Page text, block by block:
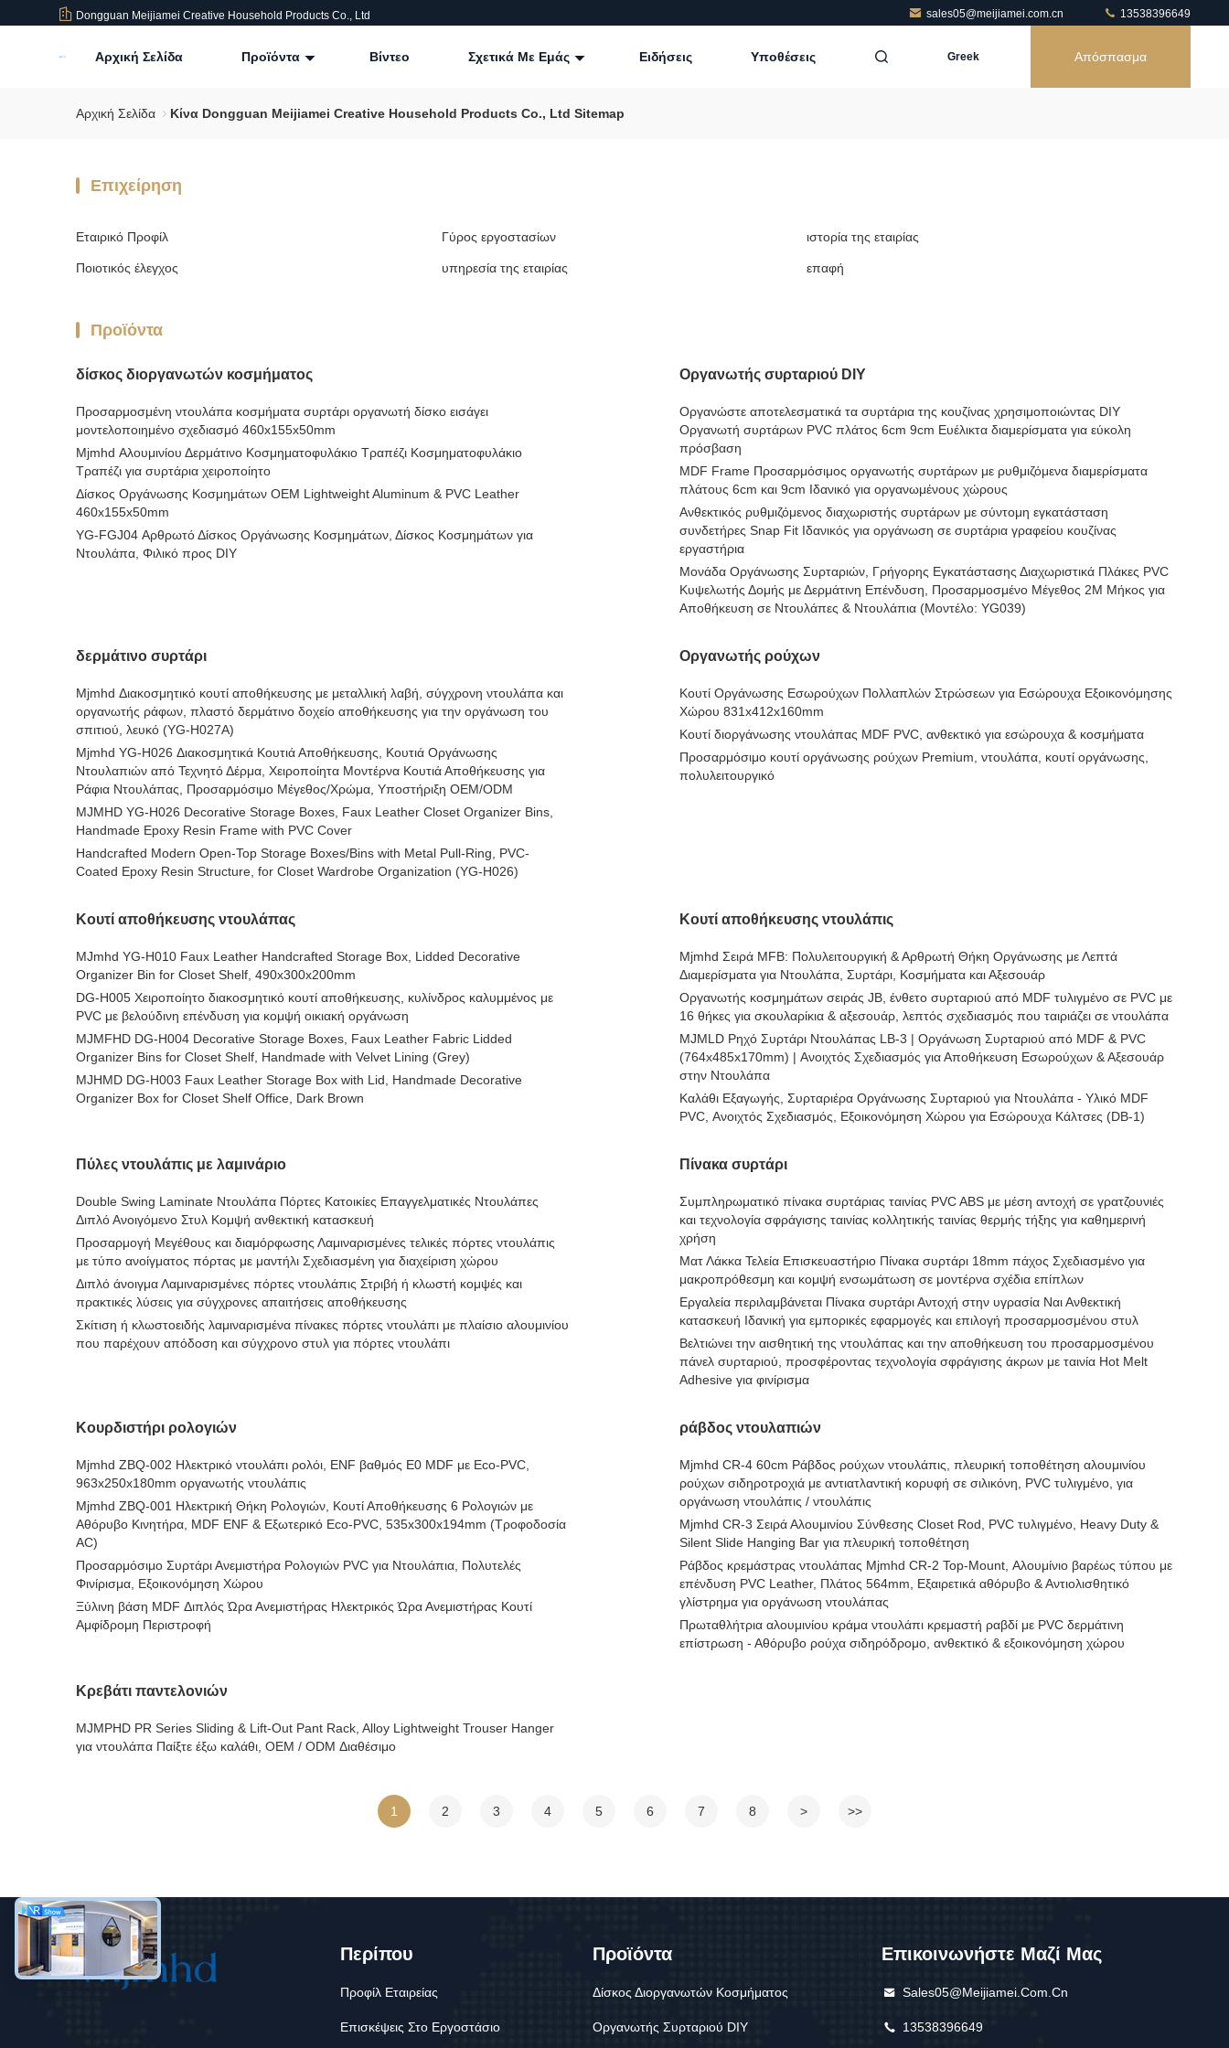
Dongguan Meijiamei Creative Household Products Co., Ltd sales05@meijiamei.com.cn 13538396649
Αρχική Σελίδα Προϊόντα Βίντεο Σχετικά Με Εμάς Ειδήσεις Υποθέσεις Greek Απόσπασμα
Αρχική Σελίδα Κίνα Dongguan Meijiamei Creative Household Products Co., Ltd Sitemap
Επιχείρηση
Εταιρικό Προφίλ Γύρος εργοστασίων ιστορία της εταιρίας
Ποιοτικός έλεγχος υπηρεσία της εταιρίας επαφή
Προϊόντα
δίσκος διοργανωτών κοσμήματος
Προσαρμοσμένη ντουλάπα κοσμήματα συρτάρι οργανωτή δίσκο εισάγει
μοντελοποιημένο σχεδιασμό 460x155x50mm
Mjmhd Αλουμινίου Δερμάτινο Κοσμηματοφυλάκιο Τραπέζι Κοσμηματοφυλάκιο
Τραπέζι για συρτάρια χειροποίητο
Δίσκος Οργάνωσης Κοσμημάτων OEM Lightweight Aluminum & PVC Leather
460x155x50mm
YG-FGJ04 Αρθρωτό Δίσκος Οργάνωσης Κοσμημάτων, Δίσκος Κοσμημάτων για
Ντουλάπα, Φιλικό προς DIY
Οργανωτής συρταριού DIY
Οργανώστε αποτελεσματικά τα συρτάρια της κουζίνας χρησιμοποιώντας DIY
Οργανωτή συρτάρων PVC πλάτος 6cm 9cm Ευέλικτα διαμερίσματα για εύκολη
πρόσβαση
MDF Frame Προσαρμόσιμος οργανωτής συρτάρων με ρυθμιζόμενα διαμερίσματα
πλάτους 6cm και 9cm Ιδανικό για οργανωμένους χώρους
Ανθεκτικός ρυθμιζόμενος διαχωριστής συρτάρων με σύντομη εγκατάσταση
συνδετήρες Snap Fit Ιδανικός για οργάνωση σε συρτάρια γραφείου κουζίνας
εργαστήρια
Μονάδα Οργάνωσης Συρταριών, Γρήγορης Εγκατάστασης Διαχωριστικά Πλάκες PVC
Κυψελωτής Δομής με Δερμάτινη Επένδυση, Προσαρμοσμένο Μέγεθος 2M Μήκος για
Αποθήκευση σε Ντουλάπες & Ντουλάπια (Μοντέλο: YG039)
δερμάτινο συρτάρι
Mjmhd Διακοσμητικό κουτί αποθήκευσης με μεταλλική λαβή, σύγχρονη ντουλάπα και
οργανωτής ράφων, πλαστό δερμάτινο δοχείο αποθήκευσης για την οργάνωση του
σπιτιού, λευκό (YG-H027A)
Mjmhd YG-H026 Διακοσμητικά Κουτιά Αποθήκευσης, Κουτιά Οργάνωσης
Ντουλαπιών από Τεχνητό Δέρμα, Χειροποίητα Μοντέρνα Κουτιά Αποθήκευσης για
Ράφια Ντουλάπας, Προσαρμόσιμο Μέγεθος/Χρώμα, Υποστήριξη OEM/ODM
MJMHD YG-H026 Decorative Storage Boxes, Faux Leather Closet Organizer Bins,
Handmade Epoxy Resin Frame with PVC Cover
Handcrafted Modern Open-Top Storage Boxes/Bins with Metal Pull-Ring, PVC-
Coated Epoxy Resin Structure, for Closet Wardrobe Organization (YG-H026)
Οργανωτής ρούχων
Κουτί Οργάνωσης Εσωρούχων Πολλαπλών Στρώσεων για Εσώρουχα Εξοικονόμησης
Χώρου 831x412x160mm
Κουτί διοργάνωσης ντουλάπας MDF PVC, ανθεκτικό για εσώρουχα & κοσμήματα
Προσαρμόσιμο κουτί οργάνωσης ρούχων Premium, ντουλάπα, κουτί οργάνωσης,
πολυλειτουργικό
Κουτί αποθήκευσης ντουλάπας
MJmhd YG-H010 Faux Leather Handcrafted Storage Box, Lidded Decorative
Organizer Bin for Closet Shelf, 490x300x200mm
DG-H005 Χειροποίητο διακοσμητικό κουτί αποθήκευσης, κυλίνδρος καλυμμένος με
PVC με βελούδινη επένδυση για κομψή οικιακή οργάνωση
MJMFHD DG-H004 Decorative Storage Boxes, Faux Leather Fabric Lidded
Organizer Bins for Closet Shelf, Handmade with Velvet Lining (Grey)
MJHMD DG-H003 Faux Leather Storage Box with Lid, Handmade Decorative
Organizer Box for Closet Shelf Office, Dark Brown
Κουτί αποθήκευσης ντουλάπις
Mjmhd Σειρά MFB: Πολυλειτουργική & Αρθρωτή Θήκη Οργάνωσης με Λεπτά
Διαμερίσματα για Ντουλάπα, Συρτάρι, Κοσμήματα και Αξεσουάρ
Οργανωτής κοσμημάτων σειράς JB, ένθετο συρταριού από MDF τυλιγμένο σε PVC με
16 θήκες για σκουλαρίκια & αξεσουάρ, λεπτός σχεδιασμός που ταιριάζει σε ντουλάπα
MJMLD Ρηχό Συρτάρι Ντουλάπας LB-3 | Οργάνωση Συρταριού από MDF & PVC
(764x485x170mm) | Ανοιχτός Σχεδιασμός για Αποθήκευση Εσωρούχων & Αξεσουάρ
στην Ντουλάπα
Καλάθι Εξαγωγής, Συρταριέρα Οργάνωσης Συρταριού για Ντουλάπα - Υλικό MDF
PVC, Ανοιχτός Σχεδιασμός, Εξοικονόμηση Χώρου για Εσώρουχα Κάλτσες (DB-1)
Πύλες ντουλάπις με λαμινάριο
Double Swing Laminate Ντουλάπα Πόρτες Κατοικίες Επαγγελματικές Ντουλάπες
Διπλό Ανοιγόμενο Στυλ Κομψή ανθεκτική κατασκευή
Προσαρμογή Μεγέθους και διαμόρφωσης Λαμιναρισμένες τελικές πόρτες ντουλάπις
με τύπο ανοίγματος πόρτας με μαντήλι Σχεδιασμένη για διαχείριση χώρου
Διπλό άνοιγμα Λαμιναρισμένες πόρτες ντουλάπις Στριβή ή κλωστή κομψές και
πρακτικές λύσεις για σύγχρονες απαιτήσεις αποθήκευσης
Σκίτιση ή κλωστοειδής λαμιναρισμένα πίνακες πόρτες ντουλάπι με πλαίσιο αλουμινίου
που παρέχουν απόδοση και σύγχρονο στυλ για πόρτες ντουλάπι
Πίνακα συρτάρι
Συμπληρωματικό πίνακα συρτάριας ταινίας PVC ABS με μέση αντοχή σε γρατζουνιές
και τεχνολογία σφράγισης ταινίας κολλητικής ταινίας θερμής τήξης για καθημερινή
χρήση
Ματ Λάκκα Τελεία Επισκευαστήριο Πίνακα συρτάρι 18mm πάχος Σχεδιασμένο για
μακροπρόθεσμη και κομψή ενσωμάτωση σε μοντέρνα σχέδια επίπλων
Εργαλεία περιλαμβάνεται Πίνακα συρτάρι Αντοχή στην υγρασία Ναι Ανθεκτική
κατασκευή Ιδανική για εμπορικές εφαρμογές και επιλογή προσαρμοσμένου στυλ
Βελτιώνει την αισθητική της ντουλάπας και την αποθήκευση του προσαρμοσμένου
πάνελ συρταριού, προσφέροντας τεχνολογία σφράγισης άκρων με ταινία Hot Melt
Adhesive για φινίρισμα
Κουρδιστήρι ρολογιών
Mjmhd ZBQ-002 Ηλεκτρικό ντουλάπι ρολόι, ENF βαθμός E0 MDF με Eco-PVC,
963x250x180mm οργανωτής ντουλάπις
Mjmhd ZBQ-001 Ηλεκτρική Θήκη Ρολογιών, Κουτί Αποθήκευσης 6 Ρολογιών με
Αθόρυβο Κινητήρα, MDF ENF & Εξωτερικό Eco-PVC, 535x300x194mm (Τροφοδοσία
AC)
Προσαρμόσιμο Συρτάρι Ανεμιστήρα Ρολογιών PVC για Ντουλάπια, Πολυτελές
Φινίρισμα, Εξοικονόμηση Χώρου
Ξύλινη βάση MDF Διπλός Ώρα Ανεμιστήρας Ηλεκτρικός Ώρα Ανεμιστήρας Κουτί
Αμφίδρομη Περιστροφή
ράβδος ντουλαπιών
Mjmhd CR-4 60cm Ράβδος ρούχων ντουλάπις, πλευρική τοποθέτηση αλουμινίου
ρούχων σιδηροτροχιά με αντιατλαντική κορυφή σε σιλικόνη, PVC τυλιγμένο, για
οργάνωση ντουλάπις / ντουλάπις
Mjmhd CR-3 Σειρά Αλουμινίου Σύνθεσης Closet Rod, PVC τυλιγμένο, Heavy Duty &
Silent Slide Hanging Bar για πλευρική τοποθέτηση
Ράβδος κρεμάστρας ντουλάπας Mjmhd CR-2 Top-Mount, Αλουμίνιο βαρέως τύπου με
επένδυση PVC Leather, Πλάτος 564mm, Εξαιρετικά αθόρυβο & Αντιολισθητικό
γλίστρημα για οργάνωση ντουλάπας
Πρωταθλήτρια αλουμινίου κράμα ντουλάπι κρεμαστή ραβδί με PVC δερμάτινη
επίστρωση - Αθόρυβο ρούχα σιδηρόδρομο, ανθεκτικό & εξοικονόμηση χώρου
Κρεβάτι παντελονιών
MJMPHD PR Series Sliding & Lift-Out Pant Rack, Alloy Lightweight Trouser Hanger
για ντουλάπα Παίξτε έξω καλάθι, OEM / ODM Διαθέσιμο
1 2 3 4 5 6 7 8 > >>
Περίπου
Προφίλ Εταιρείας
Επισκέψεις Στο Εργοστάσιο
Προϊόντα
Δίσκος Διοργανωτών Κοσμήματος
Οργανωτής Συρταριού DIY
Επικοινωνήστε Μαζί Μας
Sales05@meijiamei.com.cn
13538396649